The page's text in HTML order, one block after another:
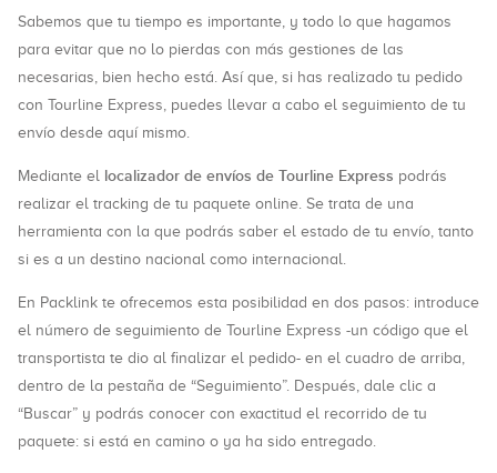
Sabemos que tu tiempo es importante, y todo lo que hagamos
para evitar que no lo pierdas con más gestiones de las
necesarias, bien hecho está. Así que, si has realizado tu pedido
con Tourline Express, puedes llevar a cabo el seguimiento de tu
envío desde aquí mismo.
Mediante el localizador de envíos de Tourline Express podrás
realizar el tracking de tu paquete online. Se trata de una
herramienta con la que podrás saber el estado de tu envío, tanto
si es a un destino nacional como internacional.
En Packlink te ofrecemos esta posibilidad en dos pasos: introduce
el número de seguimiento de Tourline Express -un código que el
transportista te dio al finalizar el pedido- en el cuadro de arriba,
dentro de la pestaña de “Seguimiento”. Después, dale clic a
“Buscar” y podrás conocer con exactitud el recorrido de tu
paquete: si está en camino o ya ha sido entregado.